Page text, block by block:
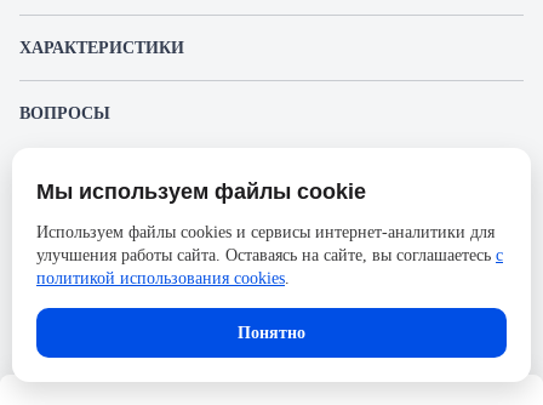
ХАРАКТЕРИСТИКИ
Производитель
Серия
Acti 9
Номинальный ток
Напряжение, В
133
Количество полюсов
ВОПРОСЫ
Пожалуйста, авторизуйтесь, чтобы иметь
возможность оставлять вопросы.
Представленные изображения и характеристики могут отличаться от реального
без предварительного уведомления. Компания АйДистрибьют не несёт
ответственности в случае не соответствия текущей модели товаров фотографиям,
размещённым в карточке товара.
Мы используем файлы cookie
Используем файлы cookies и сервисы интернет-аналитики для
улучшения работы сайта. Оставаясь на сайте, вы соглашаетесь с
политикой использования cookies.
Понятно